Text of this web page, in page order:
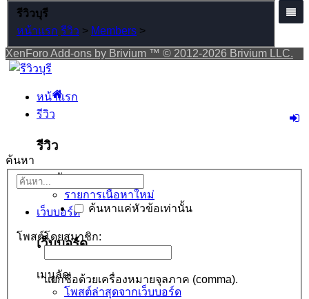
รีวิวบุรี
หน้าแรก รีวิว > Members >
XenForo Add-ons by Brivium ™ © 2012-2026 Brivium LLC.
หน้าแรก
รีวิว
รีวิว
เมนูลัด
รายการเนื้อหาใหม่
เว็บบอร์ด
เว็บบอร์ด
เมนูลัด
โพสต์ล่าสุดจากเว็บบอร์ด
ค้นหา
ค้นหาแค่หัวข้อเท่านั้น
โพสต์โดยสมาชิก:
แยกชื่อด้วยเครื่องหมายจุลภาค (comma).